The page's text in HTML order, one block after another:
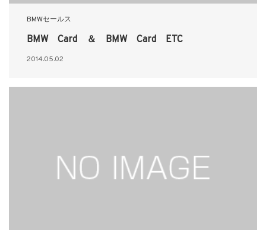
BMWセールス
BMW Card ＆ BMW Card ETC
2014.05.02